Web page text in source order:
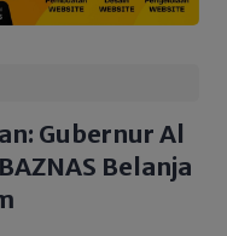
Gubernur Al
Belanja